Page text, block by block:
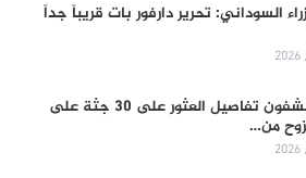
السوداني: تحرير دارفور بات قريباً جداً
شهود يكشفون تفاصيل العثور على 30 جثة على
من…